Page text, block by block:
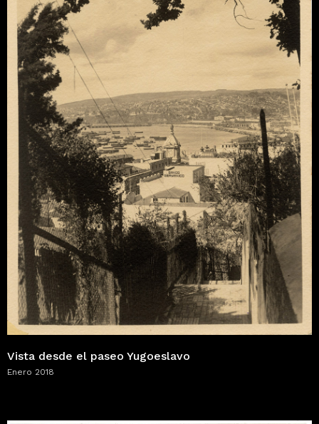
Vista desde el paseo Yugoeslavo
Enero 2018